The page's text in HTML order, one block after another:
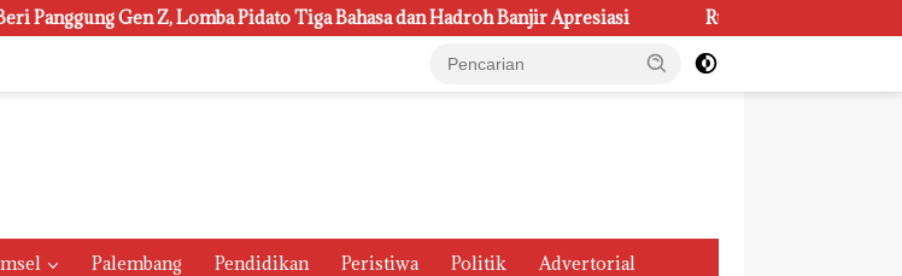
Z, Lomba Pidato Tiga Bahasa dan Hadroh Banjir Apresiasi Rumah Sehat Lansia Pos Pangkalan
Palembang Pendidikan Peristiwa Politik Advertorial